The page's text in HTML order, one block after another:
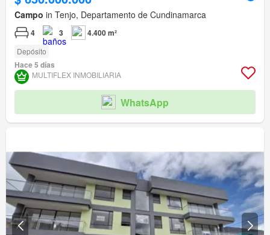
Campo in Tenjo, Departamento de Cundinamarca
4 3 4.400 m²
Depósito
Hace 5 días
MULTIFLEX INMOBILIARIA
WhatsApp